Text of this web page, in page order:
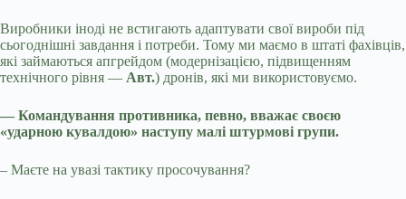
Виробники іноді не встигають адаптувати свої вироби під
сьогоднішні завдання і потреби. Тому ми маємо в штаті фахівців,
які займаються апгрейдом (модернізацією, підвищенням
технічного рівня — Авт.) дронів, які ми використовуємо.
— Командування противника, певно, вважає своєю
«ударною кувалдою» наступу малі штурмові групи.
– Маєте на увазі тактику просочування?